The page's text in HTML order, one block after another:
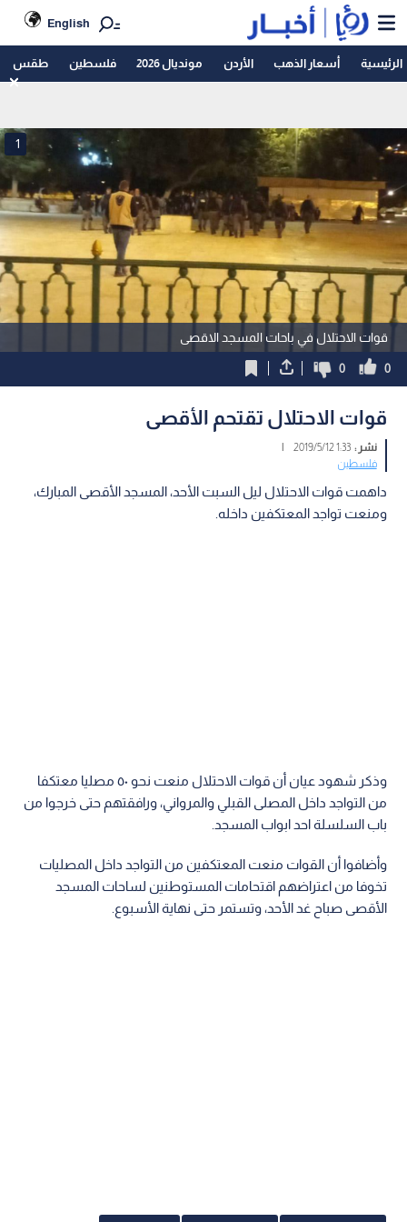
English
الرئيسية أسعار الذهب الأردن مونديال 2026 فلسطين طقس
قوات الاحتلال في باحات المسجد الاقصى
1
0
0
قوات الاحتلال تقتحم الأقصى
نشر :1:33 2019/5/12
|
فلسطين
داهمت قوات الاحتلال ليل السبت الأحد، المسجد الأقصى المبارك،
ومنعت تواجد المعتكفين داخله.
وذكر شهود عيان أن قوات الاحتلال منعت نحو ٥٠ مصليا معتكفا
من التواجد داخل المصلى القبلي والمرواني، ورافقتهم حتى خرجوا من
باب السلسلة احد ابواب المسجد.
وأضافوا أن القوات منعت المعتكفين من التواجد داخل المصليات
تخوفا من اعتراضهم اقتحامات المستوطنين لساحات المسجد
الأقصى صباح غد الأحد، وتستمر حتى نهاية الأسبوع.